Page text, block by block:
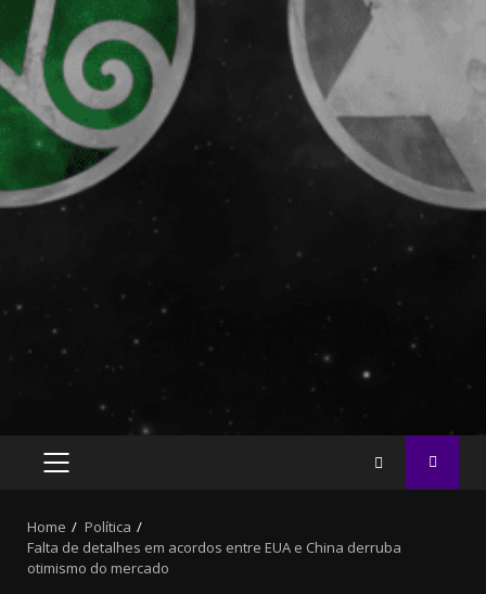
PRIMARY
Home
Política
Falta de detalhes em acordos entre EUA e China derruba
otimismo do mercado